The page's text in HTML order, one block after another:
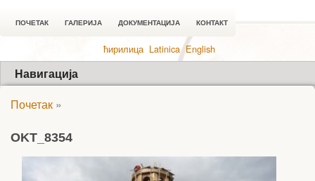
ПОЧЕТАК ГАЛЕРИЈА ДОКУМЕНТАЦИЈА КОНТАКТ
ћирилица Latinica English
Навигација
Почетак »
OKT_8354